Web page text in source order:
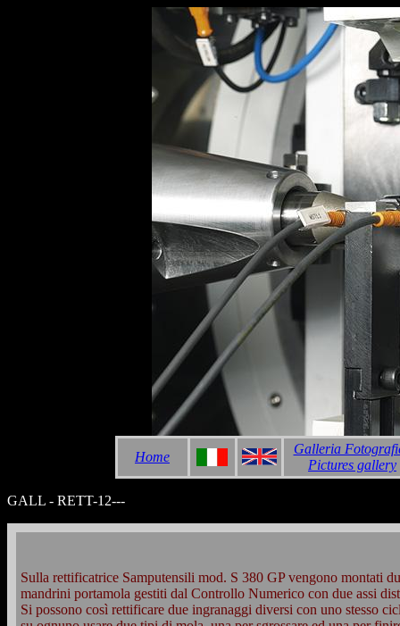
Home
Galleria
Pictures gallery
GALL - RETT-12---
Sulla rettificatrice Samputensili mod. S 380 GP vengono montati
mandrini portamola gestiti dal Controllo Numerico con due assi
Si possono così rettificare due ingranaggi diversi con uno stesso